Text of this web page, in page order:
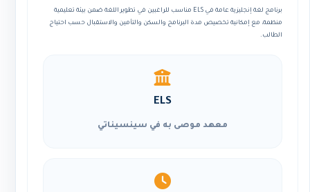
برنامج لغة إنجليزية عامة في ELS مناسب للراغبين في تطوير اللغة ضمن بيئة تعليمية
منظمة، مع إمكانية تخصيص مدة البرنامج والسكن والتأمين والاستقبال حسب احتياج
الطالب.
ELS
معهد موصى به في سينسيناتي